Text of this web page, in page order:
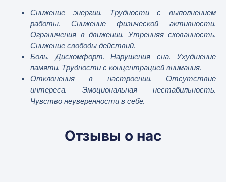
Снижение энергии. Трудности с выполнением
работы. Снижение физической активности.
Ограничения в движении. Утренняя скованность.
Снижение свободы действий.
Боль. Дискомфорт. Нарушения сна. Ухудшение
памяти. Трудности с концентрацией внимания.
Отклонения в настроении. Отсутствие
интереса. Эмоциональная нестабильность.
Чувство неуверенности в себе.
Отзывы о нас
Спасибо за Biostims Exclusive, с кораллом, мне
очень нравится, я пропила одну 250 дозу и